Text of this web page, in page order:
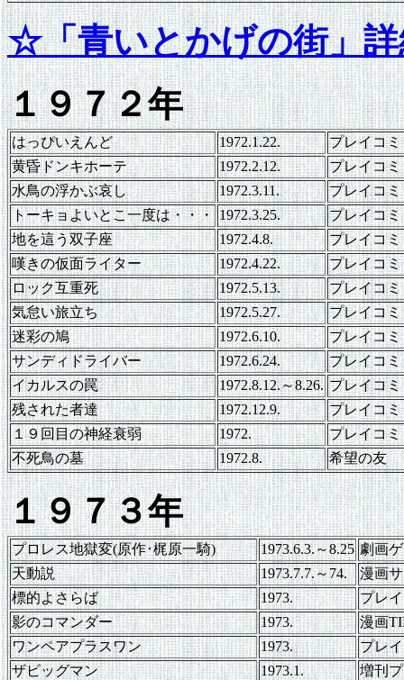
☆「青いとかげの街」
１９７２年
はっぴいえんど 1972.1.22.
プレイコ
黄昏ドンキホーテ
1972.2.12.
プレイコ
水鳥の浮かぶ哀し
1972.3.11.
プレイコ
トーキョよいとこ一度は・・・ 1972.3.25.
プレイコ
地を這う双子座
1972.4.8.
プレイコ
嘆きの仮面ライター
1972.4.22.
プレイコ
ロック互重死
1972.5.13.
プレイコ
気怠い旅立ち
1972.5.27.
プレイコ
迷彩の鳩
1972.6.10.
プレイコ
サンディドライバー
1972.6.24.
プレイコ
イカルスの罠
1972.8.12.～8.26. プレイコ
残された者達
1972.12.9.
プレイコ
１９回目の神経衰弱
1972.
プレイコ
不死鳥の墓
1972.8. 希望の友
１９７３年
プロレス地獄変(原作･梶原一騎) 1973.6.3.～8.25 劇画
天動説
1973.7.7.～74.
漫画
標的よさらば
1973.
プレ
影のコマンダー
1973.
漫画
ワンペアプラスワン
1973.
プレ
ザビッグマン
1973.1.
増刊